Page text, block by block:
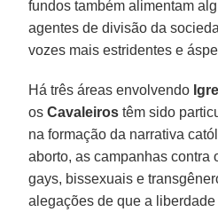
fundos também alimentam
agentes de divisão da
vozes mais estridentes e
Há três áreas envolvendo
osCavaleiros têm sido
na formação da narrativa
aborto, as campanhas contra
gays, bissexuais e
alegações de que a